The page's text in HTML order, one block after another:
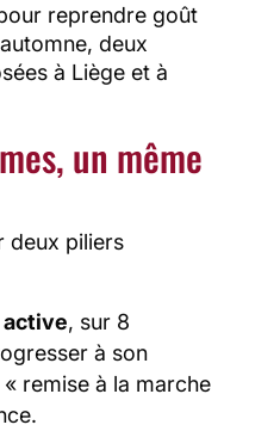
reprendre goût
deux
à Liège et à
un même
deux piliers
active, sur 8
à son
remise à la marche